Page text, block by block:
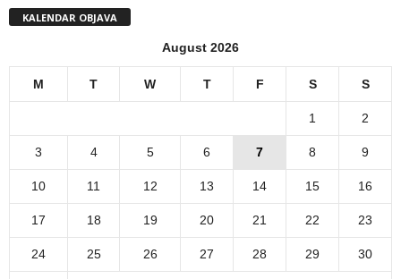
KALENDAR OBJAVA
August 2026
M T W T F S S
1 2
3 4 5 6 7 8 9
10 11 12 13 14 15 16
17 18 19 20 21 22 23
24 25 26 27 28 29 30